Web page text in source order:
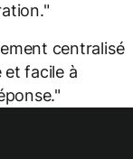
centralisé
et facile à